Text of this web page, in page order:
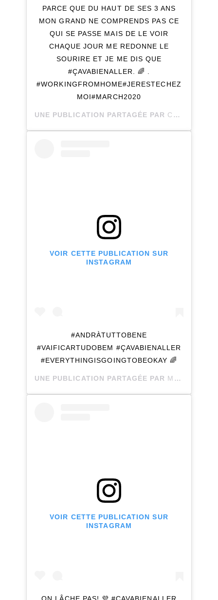
PARCE QUE DU HAUT DE SES 3 ANS
MON GRAND NE COMPRENDS PAS CE
QUI SE PASSE MAIS DE LE VOIR
CHAQUE JOUR ME REDONNE LE
SOURIRE ET JE ME DIS QUE
#ÇAVABIENALLER. 🌈 .
#WORKINGFROMHOME#JERESTECHEZ
MOI#MARCH2020
UNE PUBLICATION PARTAGÉE PAR CATHY ROY
VOIR CETTE PUBLICATION SUR
INSTAGRAM
#ANDRÀTUTTOBENE
#VAIFICARTUDOBEM #ÇAVABIENALLER
#EVERYTHINGISGOINGTOBEOKAY 🌈
UNE PUBLICATION PARTAGÉE PAR MARTA PEREIRA 🌈
VOIR CETTE PUBLICATION SUR
INSTAGRAM